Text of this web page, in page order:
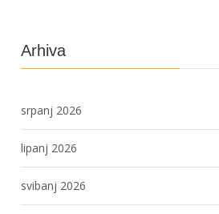
Arhiva
srpanj 2026
lipanj 2026
svibanj 2026